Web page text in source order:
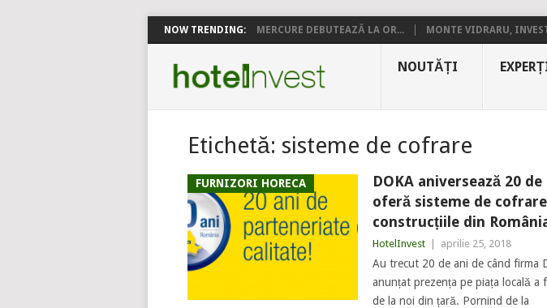
NOW TRENDING: MERCURE DEBUTEAZĂ LA OR... MONTE VIDRARU,
NOUTĂȚI
Etichetă: sisteme de cofrare
FURNIZORI HORECA
DOKA aniversează 20 de
oferă sisteme de
construcțiile din
HotelInvest aprilie 25, 2018
Au trecut 20 de ani de când firma
anunțat prezența pe piața locală a
de la noi din țară. Pornind de la